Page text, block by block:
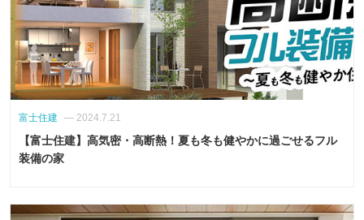
富士住建 — 2024.7.21
【富士住建】高気密・高断熱！夏も冬も健やかに過ごせるフル
装備の家